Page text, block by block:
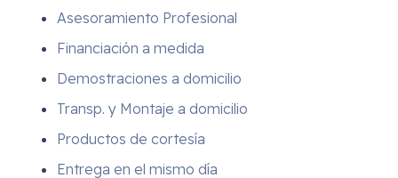
Asesoramiento Profesional
Financiación a medida
Demostraciones a domicilio
Transp. y Montaje a domicilio
Productos de cortesía
Entrega en el mismo día